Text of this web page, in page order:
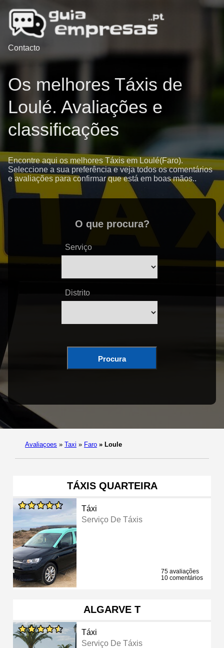
Contacto
Os melhores Táxis de
Loulé. Avaliações e
classificações
Encontre aqui os melhores Táxis em Loulé(Faro).
Seleccione a sua preferência e veja todos os comentários
e avaliações para confirmar que está em boas mãos..
O que procura?
Serviço
Distrito
Procura
Avaliaçoes » Taxi » Faro » Loule
TÁXIS QUARTEIRA
Táxi
Serviço De Táxis
75 avaliações
10 comentários
ALGARVE T
Táxi
Serviço De Táxis